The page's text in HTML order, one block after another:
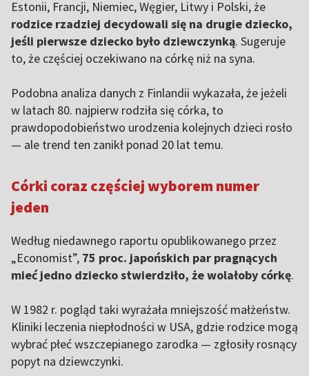
Estonii, Francji, Niemiec, Węgier, Litwy i Polski, że
rodzice rzadziej decydowali się na drugie dziecko,
jeśli pierwsze dziecko było dziewczynką. Sugeruje
to, że częściej oczekiwano na córkę niż na syna.
Podobna analiza danych z Finlandii wykazała, że jeżeli
w latach 80. najpierw rodziła się córka, to
prawdopodobieństwo urodzenia kolejnych dzieci rosło
— ale trend ten zanikł ponad 20 lat temu.
Córki coraz częściej wyborem numer
jeden
Według niedawnego raportu opublikowanego przez
„Economist”, 75 proc. japońskich par pragnących
mieć jedno dziecko stwierdziło, że wolałoby córkę.
W 1982 r. pogląd taki wyrażała mniejszość małżeństw.
Kliniki leczenia niepłodności w USA, gdzie rodzice mogą
wybrać płeć wszczepianego zarodka — zgłosiły rosnący
popyt na dziewczynki.